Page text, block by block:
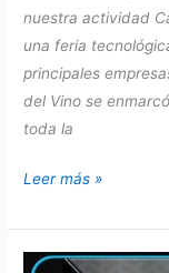
nuestra actividad
una feria
principales
del Vino se
toda la
Casino
Vino
en
Leer más »